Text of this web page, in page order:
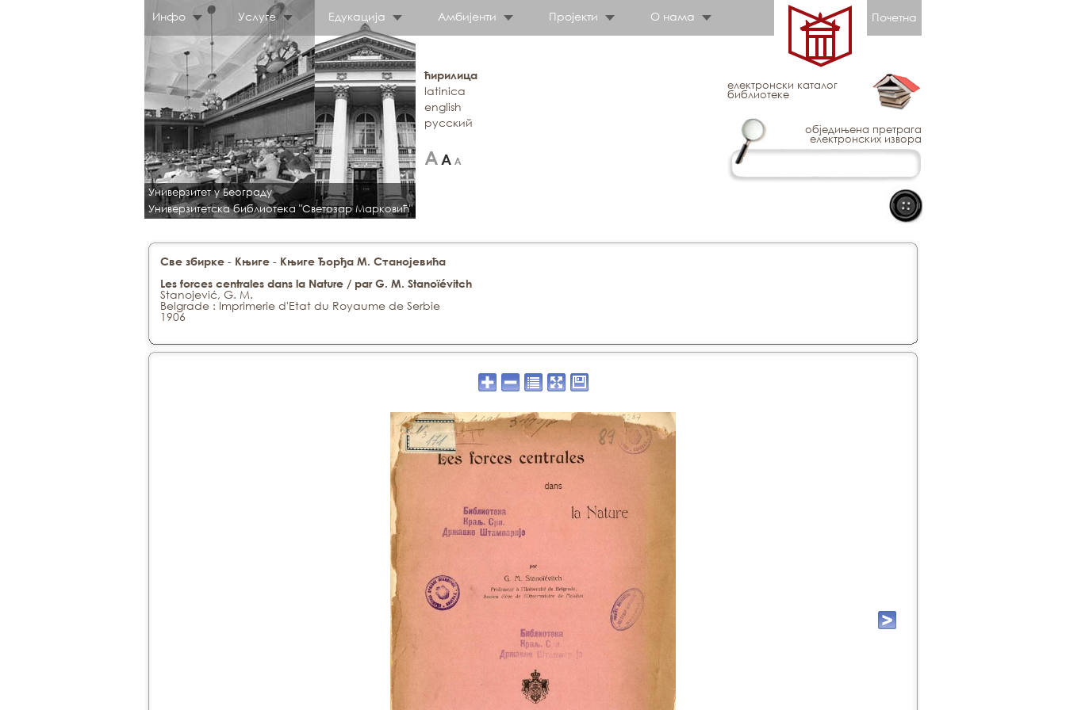
Инфо Услуге Едукација Амбијенти Пројекти О нама Почетна
Универзитет у Београду
Универзитетска библиотека "Светозар Марковић"
ћирилица
latinica
english
русский
електронски каталог
библиотеке
обједињена претрага
електронских извора
Све збирке - Књиге - Књиге Ђорђа М. Станојевића
Les forces centrales dans la Nature / par G. M. Stanoïévitch
Stanojević, G. M.
Belgrade : Imprimerie d'Etat du Royaume de Serbie
1906